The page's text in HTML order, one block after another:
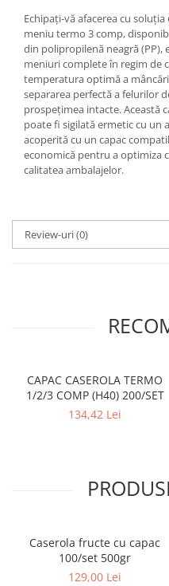
Echipați-vă afacerea cu
meniu termo 3 comp,
din polipropilenă neagră
meniuri complete în regim de
temperatura optimă a
separarea perfectă a felurilor
prospețimea intacte. Această
poate fi sigilată ermetic cu un
acoperită cu un capac
economică pentru a optimiza
calitatea ambalajelor.
Review-uri(0)
CAPAC CASEROLA TERMO
1/2/3 COMP (H40) 200/SET
134,42 Lei
Caserola fructe cu capac
100/set 500gr
129,00 Lei